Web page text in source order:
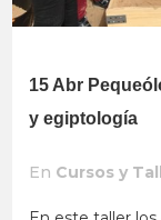
15 Abr
y egiptología
En Cursos y